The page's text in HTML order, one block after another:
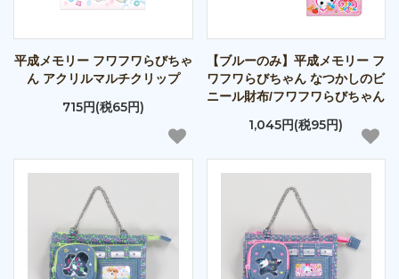
平成メモリー フワフワらびちゃ
ん アクリルマルチクリップ
715円(税65円)
【ブルーのみ】平成メモリー フ
ワフワらびちゃん なつかしのビ
ニール財布/フワフワらびちゃん
1,045円(税95円)